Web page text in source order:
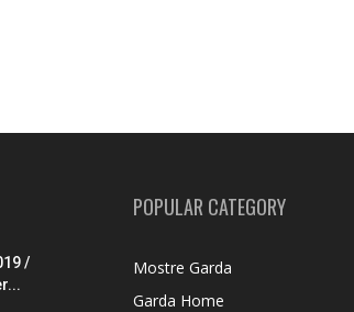
/
POPULAR CATEGORY
Mostre Garda
Garda Home